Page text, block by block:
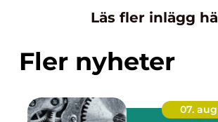
Läs fler inlägg
Fler nyheter
07. aug